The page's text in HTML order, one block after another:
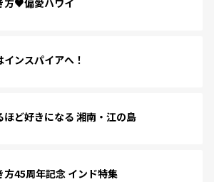
方♥偏愛ハワイ
ンスパイアへ！
ほど好きになる 湘南・江の島
方45周年記念 インド特集